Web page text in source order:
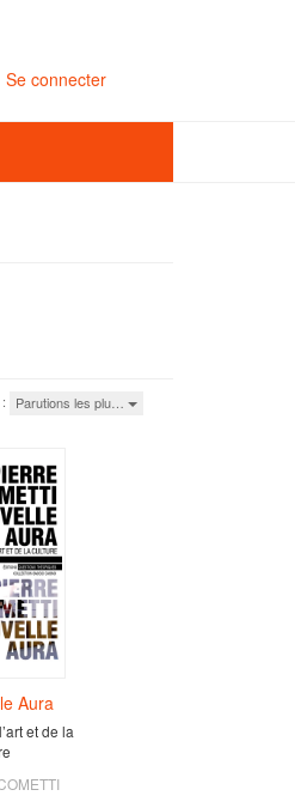
Se connecter
Parutions les plu…
Aura
et de la